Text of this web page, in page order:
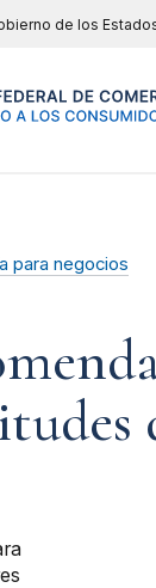
de los
para negocios